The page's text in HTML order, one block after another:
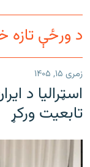
د ورځې تازه
زمری ۱۵, ۱۴۰۵
اسټرالیا د
تابعیت ورکړ